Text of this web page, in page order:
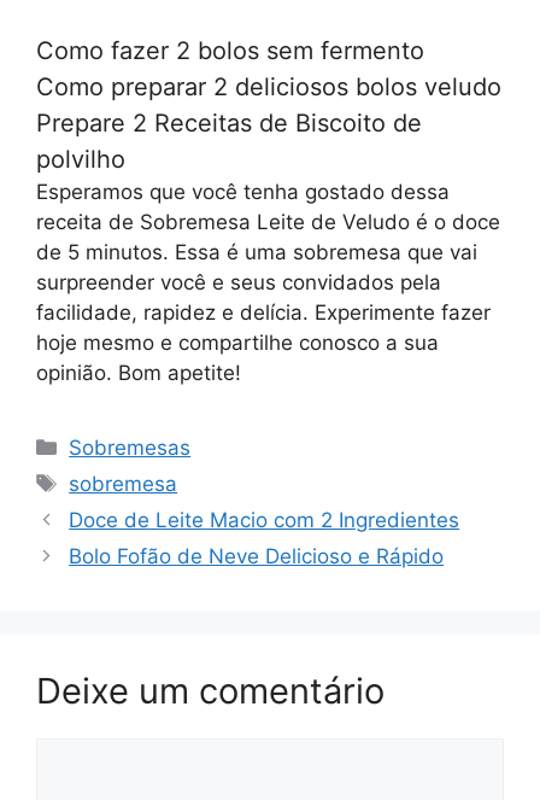
Como fazer 2 bolos sem fermento
Como preparar 2 deliciosos bolos veludo
Prepare 2 Receitas de Biscoito de
polvilho
Esperamos que você tenha gostado dessa
receita de Sobremesa Leite de Veludo é o doce
de 5 minutos. Essa é uma sobremesa que vai
surpreender você e seus convidados pela
facilidade, rapidez e delícia. Experimente fazer
hoje mesmo e compartilhe conosco a sua
opinião. Bom apetite!
Categorias
Sobremesas
Tags
sobremesa
Doce de Leite Macio com 2 Ingredientes
Bolo Fofão de Neve Delicioso e Rápido
Deixe um comentário